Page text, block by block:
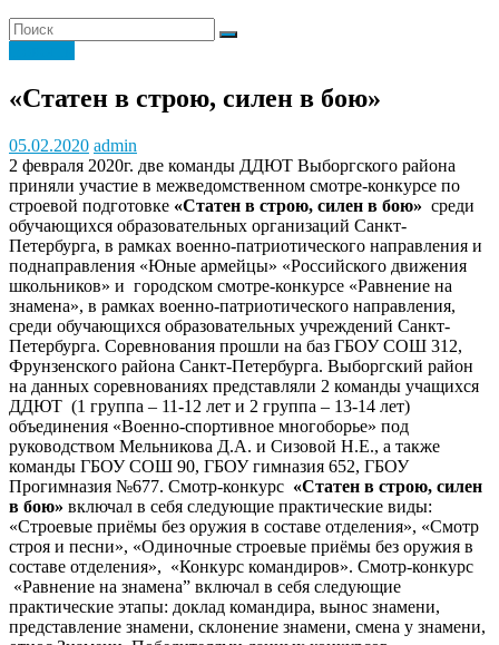
«Статен в строю, силен в бою»
05.02.2020 admin
2 февраля 2020г. две команды ДДЮТ Выборгского района
приняли участие в межведомственном смотре-конкурсе по
строевой подготовке «Статен в строю, силен в бою» среди
обучающихся образовательных организаций Санкт-
Петербурга, в рамках военно-патриотического направления и
поднаправления «Юные армейцы» «Российского движения
школьников» и городском смотре-конкурсе «Равнение на
знамена», в рамках военно-патриотического направления,
среди обучающихся образовательных учреждений Санкт-
Петербурга. Соревнования прошли на баз ГБОУ СОШ 312,
Фрунзенского района Санкт-Петербурга. Выборгский район
на данных соревнованиях представляли 2 команды учащихся
ДДЮТ (1 группа – 11-12 лет и 2 группа – 13-14 лет)
объединения «Военно-спортивное многоборье» под
руководством Мельникова Д.А. и Сизовой Н.Е., а также
команды ГБОУ СОШ 90, ГБОУ гимназия 652, ГБОУ
Прогимназия №677. Смотр-конкурс «Статен в строю, силен
в бою» включал в себя следующие практические виды:
«Строевые приёмы без оружия в составе отделения», «Смотр
строя и песни», «Одиночные строевые приёмы без оружия в
составе отделения», «Конкурс командиров». Смотр-конкурс
«Равнение на знамена” включал в себя следующие
практические этапы: доклад командира, вынос знамени,
представление знамени, склонение знамени, смена у знамени,